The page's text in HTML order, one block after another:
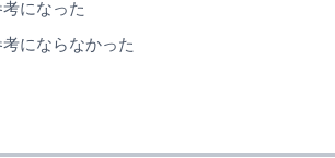
になった
考にならなかった